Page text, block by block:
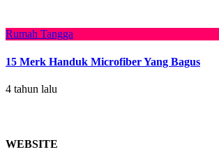
Rumah Tangga
15 Merk Handuk Microfiber Yang Bagus
4 tahun lalu
WEBSITE